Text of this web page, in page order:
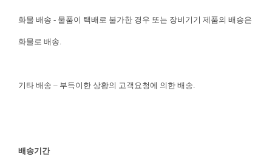
화물 배송 - 물품이 택배로 불가한 경우 또는 장비기기 제품의 배송은
화물로 배송.
기타 배송 – 부득이한 상황의 고객요청에 의한 배송.
배송기간